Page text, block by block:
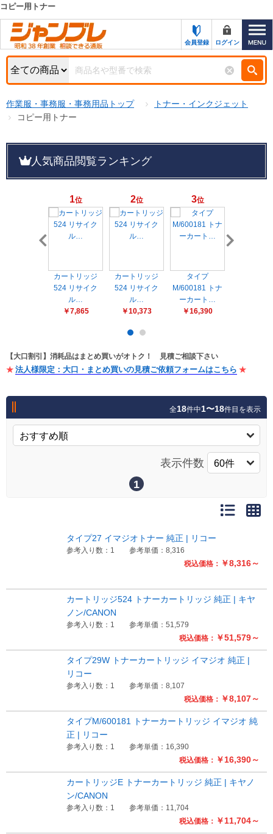
カテゴリー一覧
お知らせ
特集・キャンペーン一覧
初めての方へ
サポート＆ヘルプ
ジャンブレの特長
名入れ刺繍
メーカーカタログ一覧
カタログ請求（無料）
試着サンプル無料貸し出し
クイックオーダー
（注文番号からご注文）
キーワード検索
検索条件
商品ステータスで絞る
キャンペーン
おすすめ
売れ筋
オリジナル
販売終了
販売価格(税抜き)で絞る
コピー用トナー
会員登録 ログイン
作業服・事務服・事務用品トップ
トナー・インクジェット
コピー用トナー
人気商品閲覧ランキング
1位
カートリッジ
524 リサイク
ル…
￥7,865
2位
カートリッジ
524 リサイク
ル…
￥10,373
3位
タイプ
M/600181 トナ
ーカート…
￥16,390
【大口割引】消耗品はまとめ買いがオトク！ 見積ご相談下さい
法人様限定：大口・まとめ買いの見積ご依頼フォームはこちら
全18件中1〜18件目を表示
表示件数
1
税込価格： ￥8,316～
タイプ27 イマジオトナー 純正 | リコー
参考入り数：1 参考単価：8,316
税込価格： ￥51,579～
カートリッジ524 トナーカートリッジ 純正 | キヤ
ノン/CANON
参考入り数：1 参考単価：51,579
税込価格： ￥8,107～
タイプ29W トナーカートリッジ イマジオ 純正 |
リコー
参考入り数：1 参考単価：8,107
税込価格： ￥16,390～
タイプM/600181 トナーカートリッジ イマジオ 純
正 | リコー
参考入り数：1 参考単価：16,390
税込価格： ￥11,704～
カートリッジE トナーカートリッジ 純正 | キヤノ
ン/CANON
参考入り数：1 参考単価：11,704